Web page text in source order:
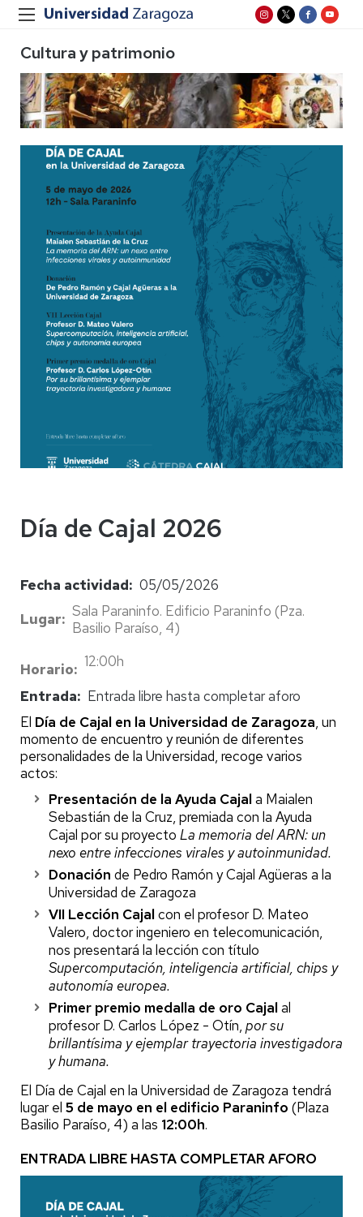
Cultura y patrimonio
Día de Cajal 2026
Fecha actividad
05/05/2026
Lugar
Sala Paraninfo. Edificio Paraninfo (Pza.
Basilio Paraíso, 4)
Horario
12:00h
Entrada
Entrada libre hasta completar aforo
El Día de Cajal en la Universidad de Zaragoza, un
momento de encuentro y reunión de diferentes
personalidades de la Universidad, recoge varios
actos:
Presentación de la Ayuda Cajala Maialen
Sebastián de la Cruz, premiada con la Ayuda
Cajal por su proyecto La memoria del ARN: un
nexo entre infecciones virales y autoinmunidad.
Donación de Pedro Ramón y Cajal Agüeras a la
Universidad de Zaragoza
VII Lección Cajalcon el profesor D. Mateo
Valero, doctor ingeniero en telecomunicación,
nos presentará la lección con título
Supercomputación, inteligencia artificial, chips y
autonomía europea.
Primer premio medalla de oro Cajalal
profesor D. Carlos López - Otín, por su
brillantísima y ejemplar trayectoria investigadora
y humana.
El Día de Cajal en la Universidad de Zaragoza tendrá
lugar el 5 de mayo en el edificio Paraninfo (Plaza
Basilio Paraíso, 4) a las 12:00h.
ENTRADA LIBRE HASTA COMPLETAR AFORO